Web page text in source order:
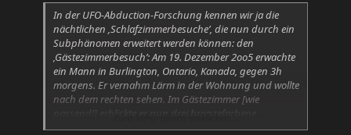
verwandelte.
In der UFO-Abduction-Forschung kennen wir ja die
nächtlichen ‚Schlafzimmerbesuche’, die nun durch ein
Subphänomen erweitert werden können: den
‚Gästezimmerbesuch’: Am 19. Dezember 2oo5 erwachte
ein Mann in Burlington, Ontario, Kanada, gegen 3h
morgens. Er vernahm Lärm in der Wohnung und wollte
nach dem rechten sehen. Im Gästezimmer [wie
passend!] erblickte er nun drei bronzefarbene
Geschöpfe mit großen Köpfen und zierlichem Körper.